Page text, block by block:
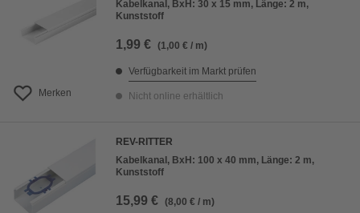
Merken
Kabelkanal, BxH: 30 x 15 mm, Länge: 2 m,
Kunststoff
1,99 € (1,00 € / m)
Verfügbarkeit im Markt prüfen
Nicht online erhältlich
REV-RITTER
Kabelkanal, BxH: 100 x 40 mm, Länge: 2 m,
Kunststoff
15,99 € (8,00 € / m)